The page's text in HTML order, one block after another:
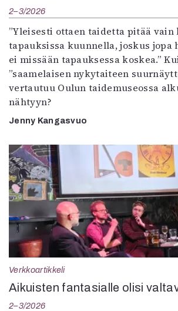
2–3/2026
”Yleisesti ottaen taidetta pitää vain
tapauksissa kuunnella, joskus jopa
ei missään tapauksessa koskea.”
”saamelaisen nykytaiteen
vertautuu Oulun taidemuseossa
nähtyyn?
Jenny Kangasvuo
Verkkoartikkeli
Aikuisten fantasialle olisi
2–3/2026